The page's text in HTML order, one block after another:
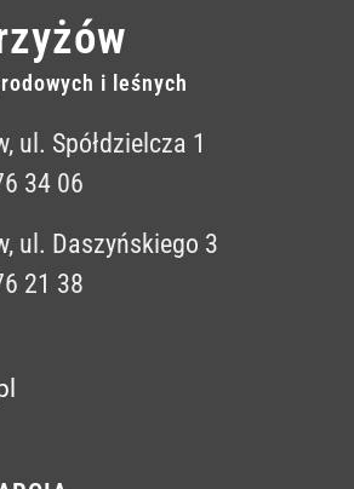
i leśnych
ul. Spółdzielcza 1
34 06
ul. Daszyńskiego 3
21 38